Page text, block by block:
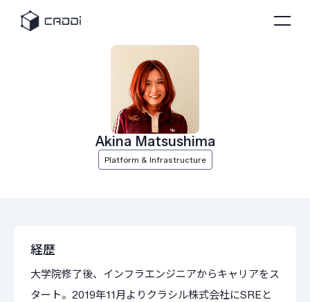
Akina Matsushima
Platform & Infrastructure
経歴
大学院修了後、インフラエンジニアからキャリアをス
タート。2019年11月よりクラシル株式会社にSREと